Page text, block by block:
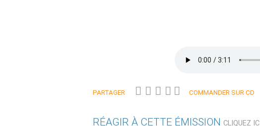
PARTAGER COMMANDER SUR CD
RÉAGIR À CETTE ÉMISSION CLIQUEZ ICI